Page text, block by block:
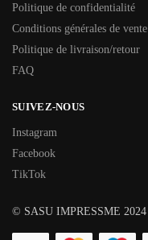
Politique de confidentialité
Conditions générales de vente
Politique de livraison/retour
FAQ
SUIVEZ-NOUS
Instagram
Facebook
TikTok
© SASU IMPRESSME 2024